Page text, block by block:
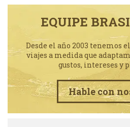
EQUIPE
Desde el año 2003 tenemos
viajes a medida que
gustos, intereses y
Hable con